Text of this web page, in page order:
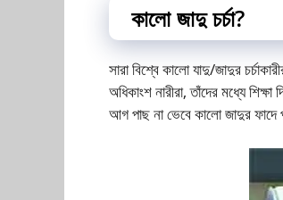
কালো জাদু চর্চা?
সারা বিশ্বে কালাে যাদু/জাদুর
অধিকাংশ নারীরা, তাঁদের মধ্যে
আগ পাছ না ভেবে কালো জাদুর ফাদে